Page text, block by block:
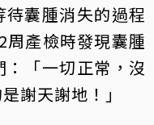
囊腫消失的過程
周產檢時發現囊腫
「一切正常，沒
謝天謝地！」